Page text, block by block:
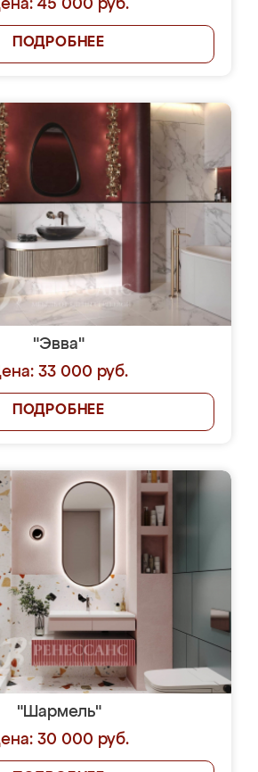
45 000 руб.
ПОДРОБНЕЕ
"Эвва"
33 000 руб.
ПОДРОБНЕЕ
"Шармель"
30 000 руб.